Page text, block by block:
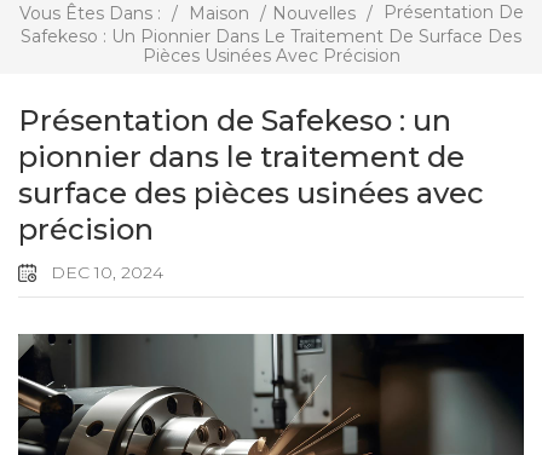
Vous Êtes Dans : / Maison / Nouvelles /
Présentation De
Safekeso : Un Pionnier Dans Le Traitement De Surface Des
Pièces Usinées Avec Précision
Présentation de Safekeso : un
pionnier dans le traitement de
surface des pièces usinées avec
précision
DEC 10, 2024